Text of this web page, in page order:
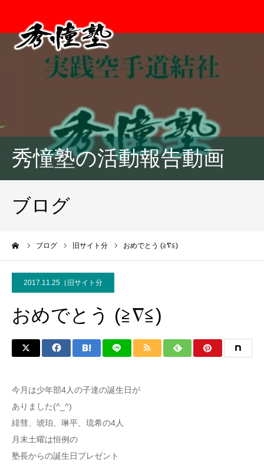
秀憧塾の活動報告動画
ブログ
ブログ 旧サイト分 おめでとう (≧∇≦)
2017.11.25 旧サイト分
おめでとう (≧∇≦)
今月は少年部4人の子達の誕生日が
ありました(^_^)
緋彗、琥珀、琳平、琉希の4人
月末土曜は恒例の
塾長からの誕生日プレゼント